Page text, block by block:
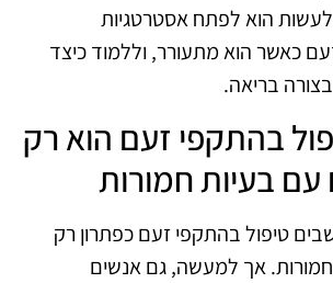
לעשות הוא לפתח אסטרטגיות
כאשר הוא מתעורר, וללמוד כיצד
בריאה.
6: טיפול בהתקפי זעם הוא רק
עם בעיות חמורות
טיפול בהתקפי זעם כפתרון רק
אך למעשה, גם אנשים